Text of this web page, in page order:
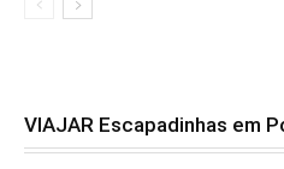
VIAJAR Escapadinhas em